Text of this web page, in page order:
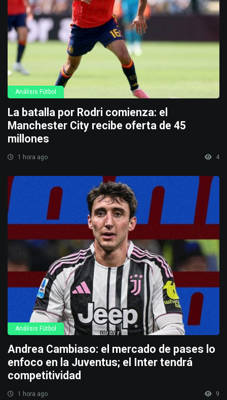
Análisis Fútbol
La batalla por Rodri comienza: el
Manchester City recibe oferta de 45
millones
1 hora ago 4
Análisis Fútbol
Andrea Cambiaso: el mercado de pases lo
enfoco en la Juventus; el Inter tendrá
competitividad
1 hora ago 9